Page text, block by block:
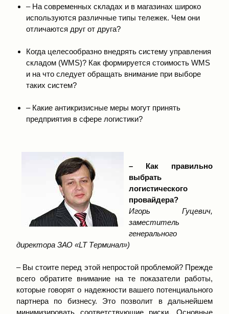
– На современных складах и в магазинах широко
используются различные типы тележек. Чем они
отличаются друг от друга?
Когда целесообразно внедрять систему управления
складом (WMS)? Как формируется стоимость WMS
и на что следует обращать внимание при выборе
таких систем?
– Какие антикризисные меры могут принять
предприятия в сфере логистики?
– Как правильно
выбрать
логистического
провайдера?
Игорь Гуцевич,
заместитель
генерального
директора ЗАО «LT Терминал»)
– Вы стоите перед этой непростой проблемой? Прежде
всего обратите внимание на те показатели работы,
которые говорят о надежности вашего потенциального
партнера по бизнесу. Это позволит в дальнейшем
минимизировать соответствующие риски. Основные